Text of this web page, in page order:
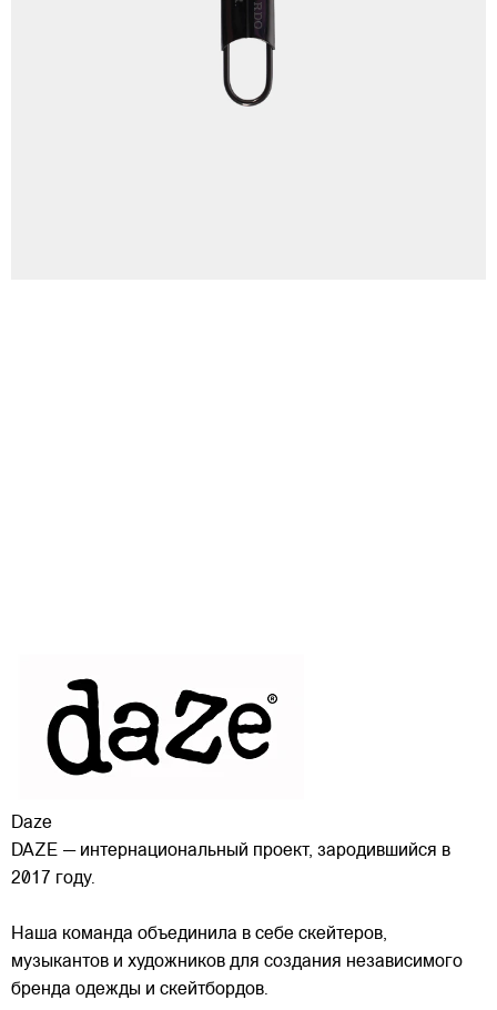
Daze
DAZE — интернациональный проект, зародившийся в
2017 году.
Наша команда объединила в себе скейтеров,
музыкантов и художников для создания независимого
бренда одежды и скейтбордов.